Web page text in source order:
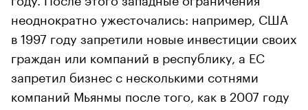
неоднократно ужесточались: например, США
в 1997 году запретили новые инвестиции своих
граждан или компаний в республику, а ЕС
запретил бизнес с несколькими сотнями
компаний Мьянмы после того, как в 2007 году